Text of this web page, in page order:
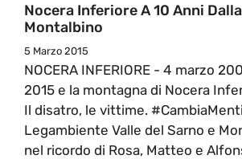
Nocera Inferiore A 10 Anni
Montalbino
5 Marzo 2015
NOCERA INFERIORE - 4 marzo
2015 e la montagna di Nocera
Il disatro, le vittime.
Legambiente Valle del Sarno e
nel ricordo di Rosa, Matteo e